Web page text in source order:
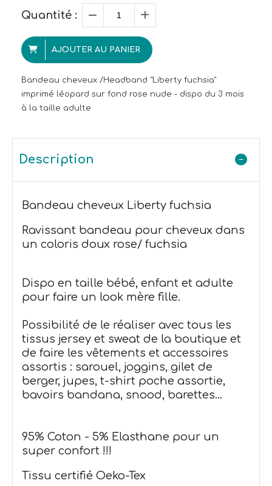
Quantité :
AJOUTER AU PANIER
Bandeau cheveux /Headband "Liberty fuchsia"
imprimé léopard sur fond rose nude - dispo du 3 mois
à la taille adulte
Description
Bandeau cheveux Liberty fuchsia
Ravissant bandeau pour cheveux dans
un coloris doux rose/ fuchsia
Dispo en taille bébé, enfant et adulte
pour faire un look mère fille.
Possibilité de le réaliser avec tous les
tissus jersey et sweat de la boutique et
de faire les vêtements et accessoires
assortis : sarouel, joggins, gilet de
berger, jupes, t-shirt poche assortie,
bavoirs bandana, snood, barettes...
95% Coton - 5% Elasthane pour un
super confort !!!
Tissu certifié Oeko-Tex